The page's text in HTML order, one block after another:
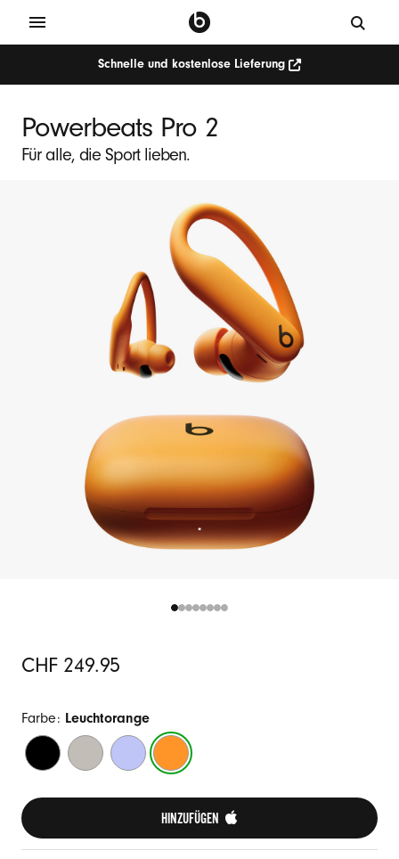
Schnelle und kostenlose Lieferung
Powerbeats Pro 2
Für alle, die Sport lieben.
Ursprünglicher
CHF 249.95
Farbe: Leuchtorange
Diamantschwarz
TreibsandHyperviolettLeuchtorange
HINZUFÜGEN